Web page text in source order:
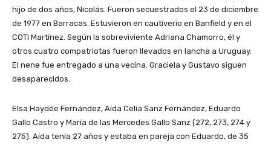
hijo de dos años, Nicolás. Fueron secuestrados el 23 de diciembre
de 1977 en Barracas. Estuvieron en cautiverio en Banfield y en el
COTI Martínez. Según la sobreviviente Adriana Chamorro, él y
otros cuatro compatriotas fueron llevados en lancha a Uruguay.
El nene fue entregado a una vecina. Graciela y Gustavo siguen
desaparecidos.
Elsa Haydée Fernández, Aida Celia Sanz Fernández, Eduardo
Gallo Castro y María de las Mercedes Gallo Sanz (272, 273, 274 y
275). Aída tenía 27 años y estaba en pareja con Eduardo, de 35